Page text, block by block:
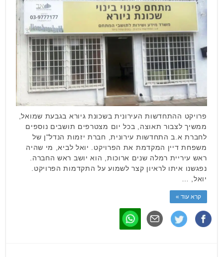
פרויקט ההתחדשות העירונית בשכונת גיורא בגבעת שמואל,
ממשיך לצבור תאוצה, בכל יום מצטרפים תושבים נוספים
לחברת א.ב התחדשות עירונית, חברת יזמות הנדל"ן של
משפחת דיין המקדמת את הפרויקט. יואל לביא, מי שהיה
ראש עיריית רמלה שנים ארוכות, הוא יושב ראש החברה.
נפגשנו איתו לראיון קצר לשמוע על התקדמות הפרויקט.
יואל, …
קרא עוד »